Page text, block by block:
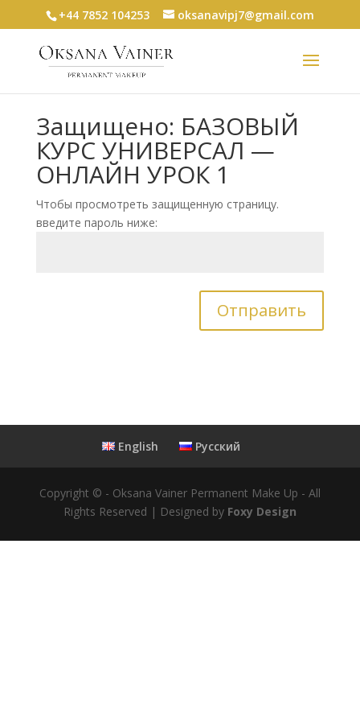
+44 7852 104253 oksanavipj7@gmail.com
Защищено: БАЗОВЫЙ
КУРС УНИВЕРСАЛ —
ОНЛАЙН УРОК 1
Чтобы просмотреть защищенную страницу.
введите пароль ниже:
Отправить
English Русский
Copyright © - Oksana Vainer Permanent Make Up - All
Rights Reserved | Designed by Foxy Design